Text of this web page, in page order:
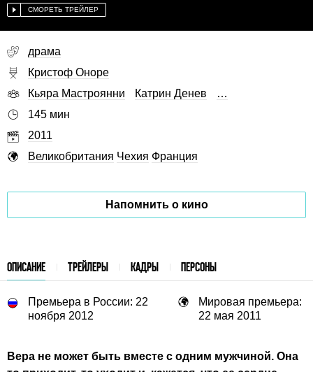
СМОРЕТЬ ТРЕЙЛЕР
драма
Кристоф Оноре
Кьяра Мастроянни
Катрин Денев
…
145 мин
2011
Великобритания Чехия Франция
Напомнить о кино
ОПИСАНИЕ ТРЕЙЛЕРЫ КАДРЫ ПЕРСОНЫ
Премьера в России: 22
ноября 2012
Мировая премьера:
22 мая 2011
Вера не может быть вместе с одним мужчиной. Она